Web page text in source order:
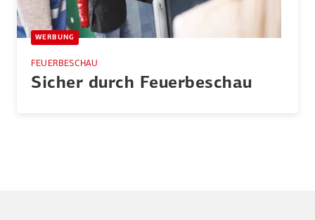
WERBUNG
FEUERBESCHAU
Sicher durch Feuer­be­schau